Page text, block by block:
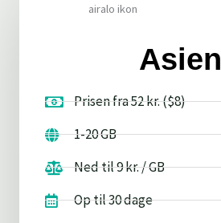
Asien
Prisen fra 52 kr. ($8)
1-20 GB
Ned til 9 kr. / GB
Op til 30 dage